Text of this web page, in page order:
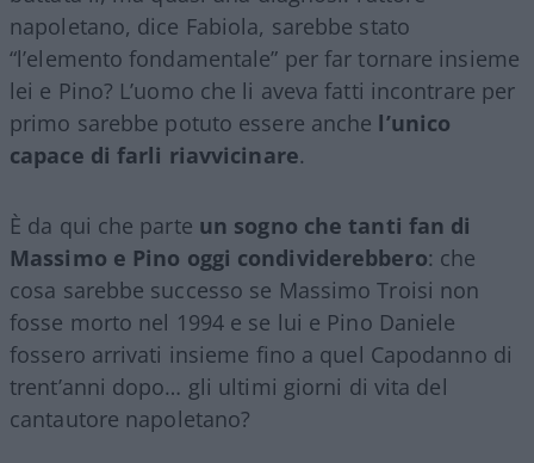
napoletano, dice Fabiola, sarebbe stato
“l’elemento fondamentale” per far tornare insieme
lei e Pino? L’uomo che li aveva fatti incontrare per
primo sarebbe potuto essere anche l’unico
capace di farli riavvicinare.
È da qui che parte un sogno che tanti fan di
Massimo e Pino oggi condividerebbero: che
cosa sarebbe successo se Massimo Troisi non
fosse morto nel 1994 e se lui e Pino Daniele
fossero arrivati insieme fino a quel Capodanno di
trent’anni dopo… gli ultimi giorni di vita del
cantautore napoletano?